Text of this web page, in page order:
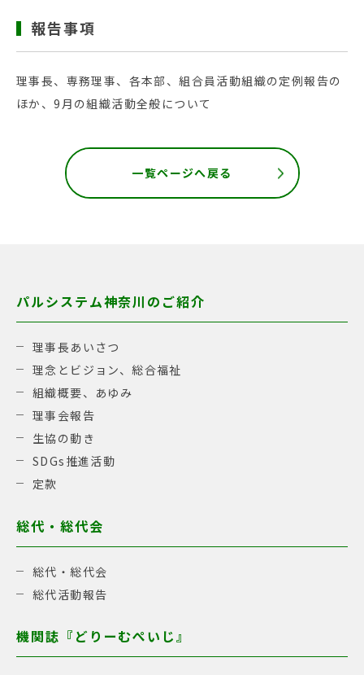
報告事項
理事長、専務理事、各本部、組合員活動組織の定例報告の
ほか、9月の組織活動全般について
一覧ページへ戻る
パルシステム神奈川のご紹介
理事長あいさつ
理念とビジョン、総合福祉
組織概要、あゆみ
理事会報告
生協の動き
SDGs推進活動
定款
総代・総代会
総代・総代会
総代活動報告
機関誌『どりーむぺいじ』